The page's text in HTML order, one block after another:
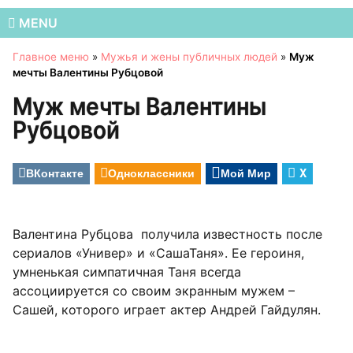
MENU
Главное меню » Мужья и жены публичных людей » Муж
мечты Валентины Рубцовой
Муж мечты Валентины
Рубцовой
ВКонтакте Одноклассники Мой Мир X
Валентина Рубцова получила известность после
сериалов «Универ» и «СашаТаня». Ее героиня,
умненькая симпатичная Таня всегда
ассоциируется со своим экранным мужем –
Сашей, которого играет актер Андрей Гайдулян.